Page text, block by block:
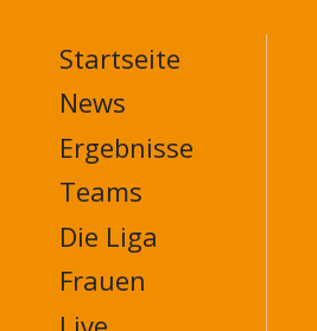
MAIN
NAVIGATION
FOOTER
Startseite
News
Ergebnisse
Teams
Die Liga
Frauen